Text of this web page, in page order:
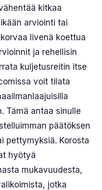
kitkaa
arviointi tai
livenä koettua
ja rehellisin
kuljetusreitin itse
voit tilata
Tämä antaa sinulle
päätöksen
pettymyksiä. Korosta
hyötyä
mukavuudesta,
jotka